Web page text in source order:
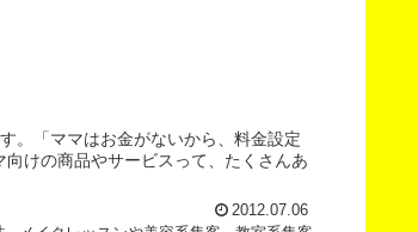
。「ママはお金がないから、料金設定
けの商品やサービスって、たくさんあ
2012.07.06